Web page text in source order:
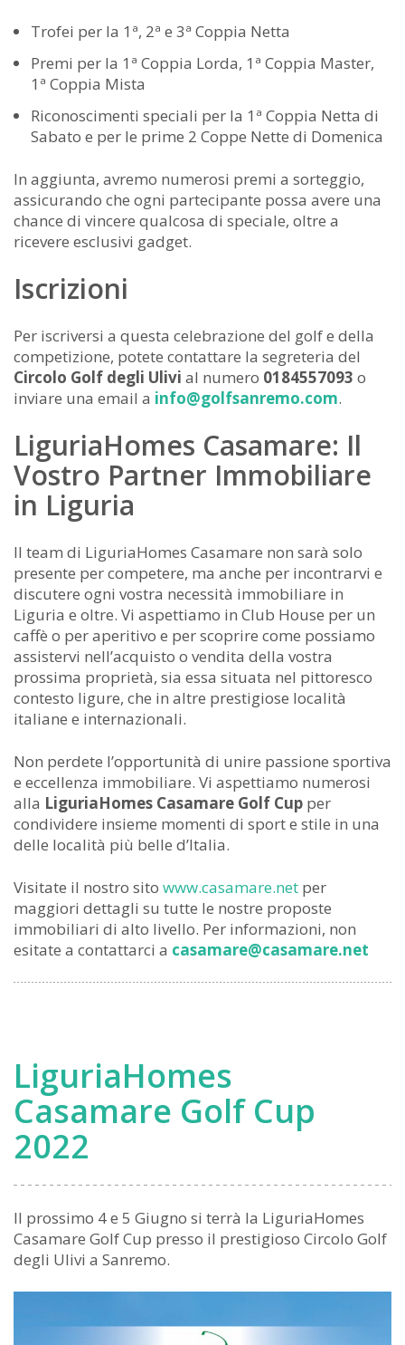
Trofei per la 1ª, 2ª e 3ª Coppia Netta
Premi per la 1ª Coppia Lorda, 1ª Coppia Master,
1ª Coppia Mista
Riconoscimenti speciali per la 1ª Coppia Netta di
Sabato e per le prime 2 Coppe Nette di Domenica
In aggiunta, avremo numerosi premi a sorteggio,
assicurando che ogni partecipante possa avere una
chance di vincere qualcosa di speciale, oltre a
ricevere esclusivi gadget.
Iscrizioni
Per iscriversi a questa celebrazione del golf e della
competizione, potete contattare la segreteria del
Circolo Golf degli Ulivi al numero 0184557093 o
inviare una email a info@golfsanremo.com.
LiguriaHomes Casamare: Il
Vostro Partner Immobiliare
in Liguria
Il team di LiguriaHomes Casamare non sarà solo
presente per competere, ma anche per incontrarvi e
discutere ogni vostra necessità immobiliare in
Liguria e oltre. Vi aspettiamo in Club House per un
caffè o per aperitivo e per scoprire come possiamo
assistervi nell’acquisto o vendita della vostra
prossima proprietà, sia essa situata nel pittoresco
contesto ligure, che in altre prestigiose località
italiane e internazionali.
Non perdete l’opportunità di unire passione sportiva
e eccellenza immobiliare. Vi aspettiamo numerosi
alla LiguriaHomes Casamare Golf Cup per
condividere insieme momenti di sport e stile in una
delle località più belle d’Italia.
Visitate il nostro sito www.casamare.net per
maggiori dettagli su tutte le nostre proposte
immobiliari di alto livello. Per informazioni, non
esitate a contattarci a casamare@casamare.net
LiguriaHomes
Casamare Golf Cup
2022
Il prossimo 4 e 5 Giugno si terrà la LiguriaHomes
Casamare Golf Cup presso il prestigioso Circolo Golf
degli Ulivi a Sanremo.